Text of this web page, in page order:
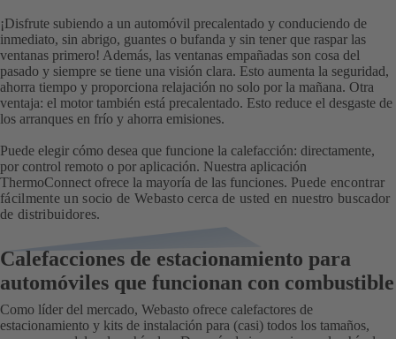
¡Disfrute subiendo a un automóvil precalentado y conduciendo de
inmediato, sin abrigo, guantes o bufanda y sin tener que raspar las
ventanas primero! Además, las ventanas empañadas son cosa del
pasado y siempre se tiene una visión clara. Esto aumenta la seguridad,
ahorra tiempo y proporciona relajación no solo por la mañana. Otra
ventaja: el motor también está precalentado. Esto reduce el desgaste de
los arranques en frío y ahorra emisiones.
Puede elegir cómo desea que funcione la calefacción: directamente,
por control remoto o por aplicación. Nuestra aplicación
ThermoConnect ofrece la mayoría de las funciones. Puede encontrar
fácilmente un socio de Webasto cerca de usted en nuestrobuscador
de distribuidores.
Calefacciones de estacionamiento para
automóviles que funcionan con combustible
Como líder del mercado, Webasto ofrece calefactores de
estacionamiento y kits de instalación para (casi) todos los tamaños,